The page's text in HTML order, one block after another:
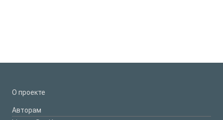
О проекте
Авторам